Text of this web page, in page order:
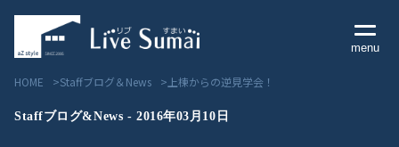
menu
HOME Staffブログ＆News 上棟からの逆見学会！
Staffブログ&News - 2016年03月10日